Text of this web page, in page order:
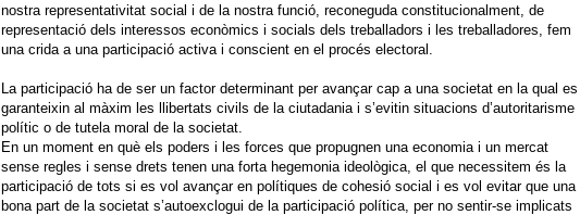
nostra representativitat social i de la nostra funció, reconeguda constitucionalment, de
representació dels interessos econòmics i socials dels treballadors i les treballadores, fem
una crida a una participació activa i conscient en el procés electoral.
La participació ha de ser un factor determinant per avançar cap a una societat en la qual es
garanteixin al màxim les llibertats civils de la ciutadania i s’evitin situacions d’autoritarisme
polític o de tutela moral de la societat.
En un moment en què els poders i les forces que propugnen una economia i un mercat
sense regles i sense drets tenen una forta hegemonia ideològica, el que necessitem és la
participació de tots si es vol avançar en polítiques de cohesió social i es vol evitar que una
bona part de la societat s’autoexclogui de la participació política, per no sentir-se implicats